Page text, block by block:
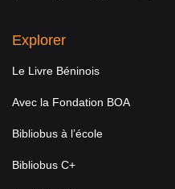
Explorer
Le Livre Béninois
Avec la Fondation BOA
Bibliobus à l’école
Bibliobus C+